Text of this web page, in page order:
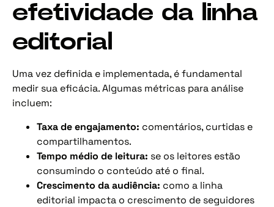
efetividade da linha
editorial
Uma vez definida e implementada, é fundamental
medir sua eficácia. Algumas métricas para análise
incluem:
Taxa de engajamento: comentários, curtidas e
compartilhamentos.
Tempo médio de leitura: se os leitores estão
consumindo o conteúdo até o final.
Crescimento da audiência: como a linha
editorial impacta o crescimento de seguidores